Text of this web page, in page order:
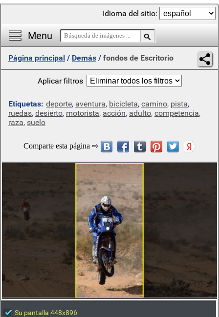
Menu
Idioma del sitio:
Página principal / Demás / fondos de Escritorio
Aplicar filtros
Etiquetas: deporte, aventura, bicicleta, camino, pista,
ruedas, desierto, motorista, acción, adulto, competencia,
raza, suelo
Su pantalla 448x896